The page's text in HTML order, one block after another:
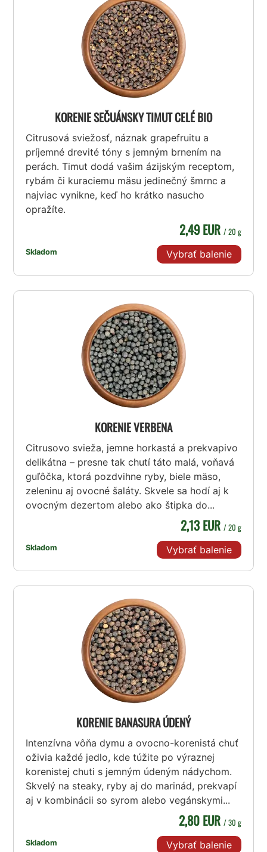
KORENIE SEČUÁNSKY TIMUT CELÉ BIO
Citrusová sviežosť, náznak grapefruitu a
príjemné drevité tóny s jemným brnením na
perách. Timut dodá vašim ázijským receptom,
rybám či kuraciemu mäsu jedinečný šmrnc a
najviac vynikne, keď ho krátko nasucho
opražíte.
Skladom
2,49 EUR / 20 g
Vybrať balenie
KORENIE VERBENA
Citrusovo svieža, jemne horkastá a prekvapivo
delikátna – presne tak chutí táto malá, voňavá
guľôčka, ktorá pozdvihne ryby, biele mäso,
zeleninu aj ovocné šaláty. Skvele sa hodí aj k
ovocným dezertom alebo ako štipka do...
Skladom
2,13 EUR / 20 g
Vybrať balenie
KORENIE BANASURA ÚDENÝ
Intenzívna vôňa dymu a ovocno-korenistá chuť
oživia každé jedlo, kde túžite po výraznej
korenistej chuti s jemným údeným nádychom.
Skvelý na steaky, ryby aj do marinád, prekvapí
aj v kombinácii so syrom alebo vegánskymi...
Skladom
2,80 EUR / 30 g
Vybrať balenie